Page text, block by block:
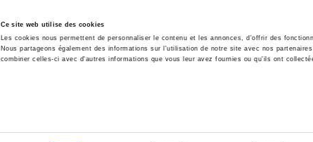
Ce site web utilise des cookies
Les cookies nous permettent de personnaliser le contenu et les annonces, d'offrir des
Nous partageons également des informations sur l'utilisation de notre site avec nos
combiner celles-ci avec d'autres informations que vous leur avez fournies ou qu'ils ont
Home Environment History